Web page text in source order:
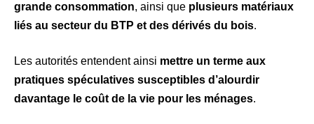
grande consommation, ainsi que plusieurs matériaux
liés au secteur du BTP et des dérivés du bois.
Les autorités entendent ainsi mettre un terme aux
pratiques spéculatives susceptibles d’alourdir
davantage le coût de la vie pour les ménages.